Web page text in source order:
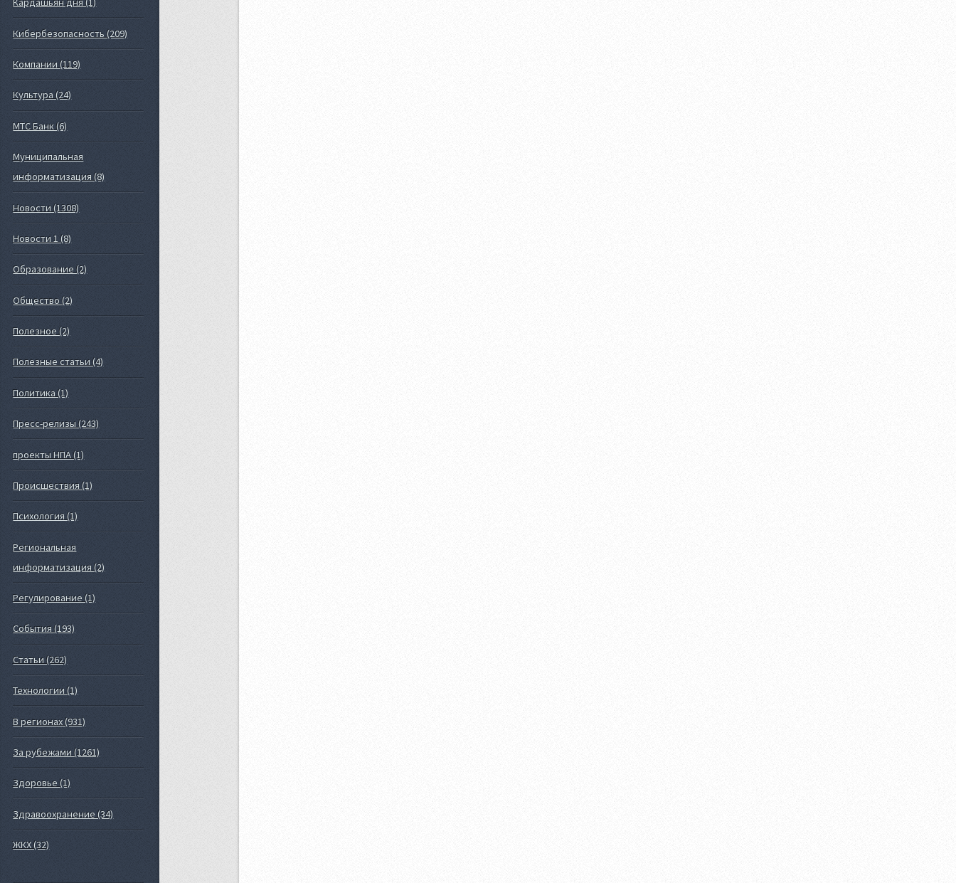
Кибербезопасность (209)
Компании (119)
Культура (24)
МТС Банк (6)
Муниципальная
информатизация (8)
Новости (1308)
Новости 1 (8)
Образование (2)
Общество (2)
Полезное (2)
Полезные статьи (4)
Политика (1)
Пресс-релизы (243)
проекты НПА (1)
Происшествия (1)
Психология (1)
Региональная
информатизация (2)
Регулирование (1)
События (193)
Статьи (262)
Технологии (1)
В регионах (931)
За рубежами (1261)
Здоровье (1)
Здравоохранение (34)
ЖКХ (32)